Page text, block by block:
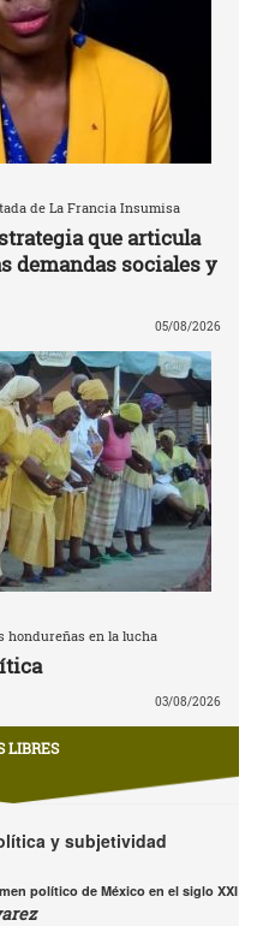
de La Francia Insumisa
que articula
demandas sociales y
05/08/2026
hondureñas en la lucha
03/08/2026
LIBRES
y subjetividad
político de México en el siglo XXI